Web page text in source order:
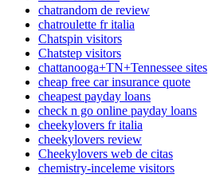
chatrandom de review
chatroulette fr italia
Chatspin visitors
Chatstep visitors
chattanooga+TN+Tennessee sites
cheap free car insurance quote
cheapest payday loans
check n go online payday loans
cheekylovers fr italia
cheekylovers review
Cheekylovers web de citas
chemistry-inceleme visitors